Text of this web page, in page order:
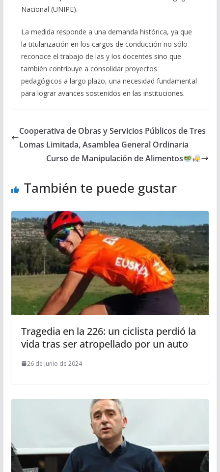
Nacional (UNIPE).
La medida responde a una demanda histórica, ya que
la titularización en los cargos de conducción no sólo
reconoce el trabajo de las y los docentes sino que
también contribuye a consolidar proyectos
pedagógicos a largo plazo, una necesidad fundamental
para lograr avances sostenidos en las instituciones.
Cooperativa de Obras y Servicios Públicos de Tres
Lomas Limitada, Asamblea General Ordinaria
Curso de Manipulación de Alimentos
También te puede gustar
Tragedia en la 226: un ciclista perdió la
vida tras ser atropellado por un auto
26 de junio de 2024